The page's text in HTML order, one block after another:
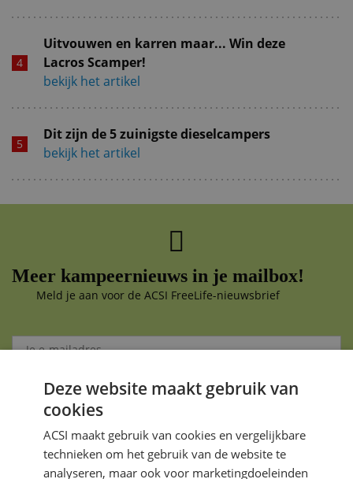
Uitvouwen en karren maar... Win deze
Lacros Scamper!
bekijk het artikel
Dit zijn de 5 zuinigste dieselcampers
bekijk het artikel
Meer kampeernieuws in je mailbox!
Meld je aan voor de ACSI FreeLife-nieuwsbrief
Aanmelden
Je gegevens zijn veilig en worden niet gedeeld met anderen
Deze website maakt gebruik van
cookies
ACSI maakt gebruik van cookies en vergelijkbare
technieken om het gebruik van de website te
analyseren, maar ook voor marketingdoeleinden